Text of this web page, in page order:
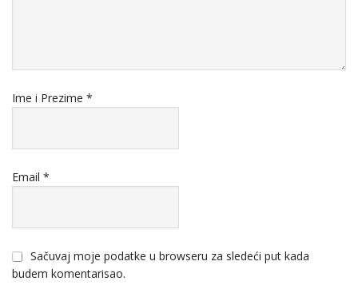
Ime i Prezime *
Email *
Sačuvaj moje podatke u browseru za sledeći put kada
budem komentarisao.